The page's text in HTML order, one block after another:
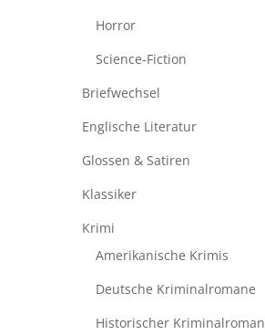
Horror
Science-Fiction
Briefwechsel
Englische Literatur
Glossen & Satiren
Klassiker
Krimi
Amerikanische Krimis
Deutsche Kriminalromane
Historischer Kriminalroman